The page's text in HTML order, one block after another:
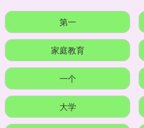
第一
家庭教育
一个
大学